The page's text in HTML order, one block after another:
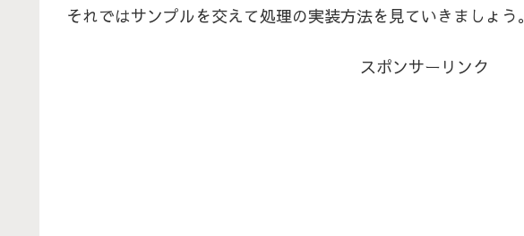
それではサンプルを交えて処理の実装方法を見ていきましょう。
スポンサーリンク